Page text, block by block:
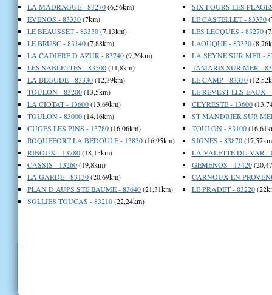
LA MADRAGUE - 83270(6,56km)
EVENOS - 83330(7km)
LE BEAUSSET - 83330(7,13km)
LE BRUSC - 83140(7,88km)
LA CADIERE D AZUR - 83740(9,26km)
LES SABLETTES - 83500(11,8km)
LA BEGUDE - 83330(12,39km)
TOULON - 83200(13,5km)
LA CIOTAT - 13600(13,69km)
TOULON - 83000(14,16km)
CUGES LES PINS - 13780(16,06km)
ROQUEFORT LA BEDOULE - 13830(16,95km)
RIBOUX - 13780(18,15km)
CASSIS - 13260(19,8km)
LA GARDE - 83130(20,69km)
PLAN D AUPS STE BAUME - 83640(21,31km)
SOLLIES TOUCAS - 83210(22,24km)
SIX FOURS LES
LE CASTELLET - 83330
LES LECQUES - 83270
LAOUQUE - 83330
LA SEYNE SUR MER -
TAMARIS SUR MER -
LE CAMP - 83330
LE REVEST LES EAUX -
CEYRESTE - 13600
ST MANDRIER SUR
TOULON - 83100
SIGNES - 83870
LA VALETTE DU VAR -
GEMENOS - 13420
CARNOUX EN
LE PRADET - 83220